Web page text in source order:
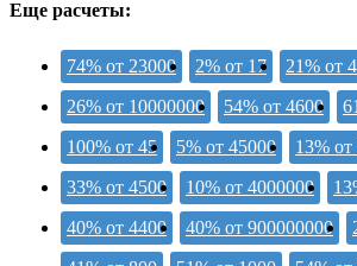
Еще расчеты:
74% от 23000 2% от 17
21% от
26% от 10000000
54% от 4600
100% от 45
5% от 45000 13% от
33% от 4500
10% от 4000000
40% от 4400
40% от 900000000